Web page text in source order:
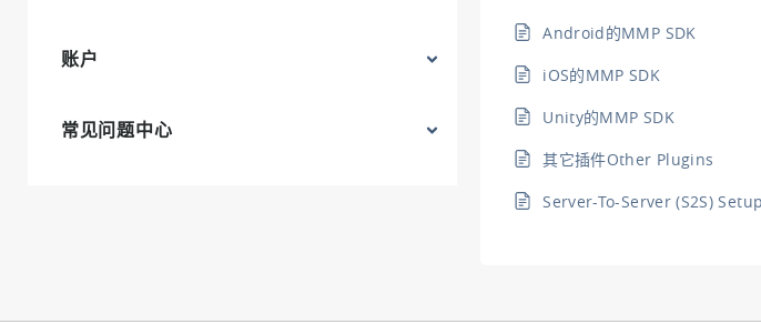
账户
常见问题中心
Android的MMP SDK
iOS的MMP SDK
Unity的MMP SDK
其它插件Other Plugins
Server-To-Server (S2S)